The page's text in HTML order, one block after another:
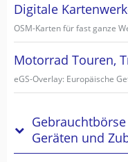
Digitale
OSM-Karten für fast ganze
Motorrad Touren,
eGS-Overlay: Europäische
Geräten und